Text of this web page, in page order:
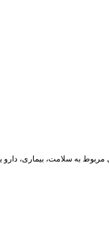
به سلامت، بیماری، دارو